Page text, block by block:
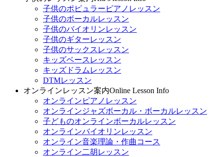
子供のポピュラーピアノレッスン
子供のボーカルレッスン
子供のバイオリンレッスン
子供のギターレッスン
子供のサックスレッスン
キッズベースレッスン
キッズドラムレッスン
DTMレッスン
オンラインレッスン案内Online Lesson Info
オンラインピアノレッスン
オンラインジャズボーカル・ボーカルレッスン
子どものオンラインボーカルレッスン
オンラインバイオリンレッスン
オンライン音楽理論・作曲コース
オンライン二胡レッスン